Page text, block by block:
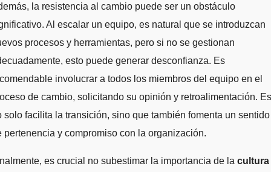
la resistencia al cambio puede ser un obstáculo
Al escalar un equipo, es natural que se introduzcan
procesos y herramientas, pero si no se gestionan
esto puede generar desconfianza. Es
involucrar a todos los miembros del equipo en el
de cambio, solicitando su opinión y retroalimentación.
solo facilita la transición, sino que también fomenta un sentido
pertenencia y compromiso con la organización.
es crucial no subestimar la importancia de la cultura